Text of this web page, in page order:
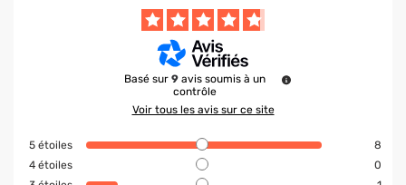
Basé sur 9 avis soumis à un
contrôle
Voir tous les avis sur ce site
5 étoiles
8
4 étoiles
0